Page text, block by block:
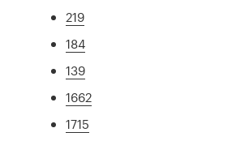
219
184
139
1662
1715